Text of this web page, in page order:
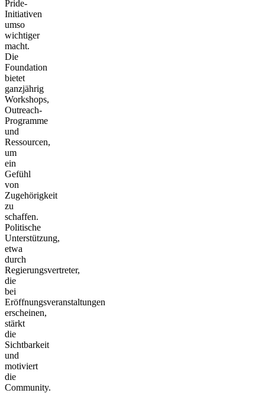
Pride-
Initiativen
umso
wichtiger
macht.
Die
Foundation
bietet
ganzjährig
Workshops,
Outreach-
Programme
und
Ressourcen,
um
ein
Gefühl
von
Zugehörigkeit
zu
schaffen.
Politische
Unterstützung,
etwa
durch
Regierungsvertreter,
die
bei
Eröffnungsveranstaltungen
erscheinen,
stärkt
die
Sichtbarkeit
und
motiviert
die
Community.